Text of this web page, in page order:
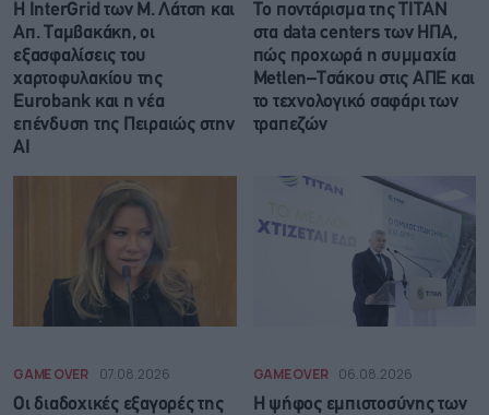
Η InterGrid των Μ. Λάτση και
Απ. Ταμβακάκη, οι
εξασφαλίσεις του
χαρτοφυλακίου της
Eurobank και η νέα
επένδυση της Πειραιώς στην
ΑΙ
Το ποντάρισμα της ΤΙΤΑΝ
στα data centers των ΗΠΑ,
πώς προχωρά η συμμαχία
Metlen–Τσάκου στις ΑΠΕ και
το τεχνολογικό σαφάρι των
τραπεζών
GAME OVER 07.08.2026
Οι διαδοχικές εξαγορές της
GAME OVER 06.08.2026
Η ψήφος εμπιστοσύνης των